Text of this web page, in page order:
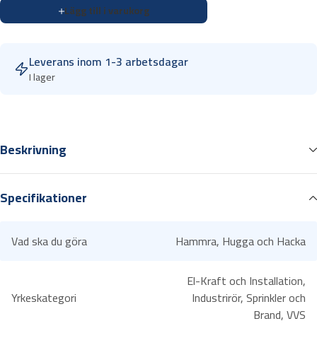
i
a
r
H
Lägg till i varukorg
Leverans inom 1-3 arbetsdagar
I lager
Beskrivning
Smideshammare i blästrat och klarlackat smide, med härdad pen
Träskaft av hickory. Smideshammare ZR 1000 har stålskaft med
gummihandtag.
Specifikationer
Vad ska du göra Hammra, Hugga och Hacka
Yrkeskategori
El-Kraft och Installation,
Industrirör, Sprinkler och
Brand, VVS